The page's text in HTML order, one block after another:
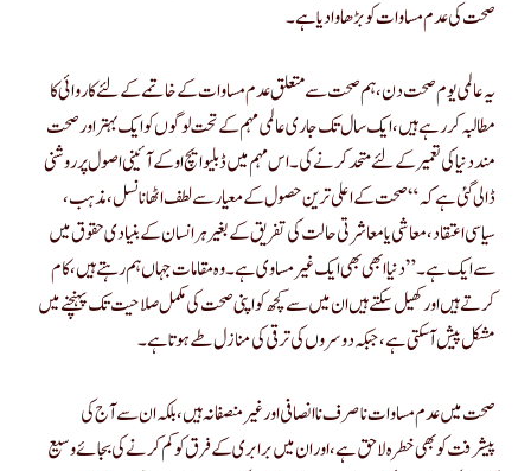
صحت کی عدم مساوات کو بڑھاوا دیا ہے۔
مطالبہ کر رہے ہیں ، ایک سال تک جاری عالمی مہم کے تحت لوگوں کو ایک بہتر اور صحت
مند دنیا کی تعمیر کے لئے متحد کرنے کی۔ اس مہم میں ڈبلیو ایچ او کے آئینی اصول پر روشنی
ڈالی گئی ہے کہ “صحت کے اعلی ترین حصول کے معیار سے لطف اٹھانا نسل ، مذہب ،
سیاسی اعتقاد ، معاشی یا معاشرتی حالت کی تفریق کے بغیر ہر انسان کے بنیادی حقوق میں
سے ایک ہے۔” دنیا ابھی بھی ایک غیر مساوی ہے۔ وہ مقامات جہاں ہم رہتے ہیں ، کام
کرتے ہیں اور کھیل سکتے ہیں ان میں سے کچھ کو اپنی صحت کی مکمل صلاحیت تک پہنچنے میں
مشکل پیش آسکتی ہے ، جبکہ دوسروں کی ترقی کی منازل طے ہوتا ہے۔
پیشرفت کو بھی خطرہ لاحق ہے ، اور ان میں برابری کے فرق کو کم کرنے کی بجائے وسیع